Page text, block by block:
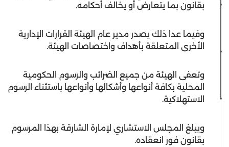
بقانون بما يتعارض أو يخالف أحكامه.
وفيما عدا ذلك يصدر مدير عام الهيئة القرارات الإدارية
الأخرى المتعلقة بأهداف واختصاصات الهيئة.
وتعفى الهيئة من جميع الضرائب والرسوم الحكومية
المحلية بكافة أنواعها وأشكالها وأنواعها باستثناء الرسوم
الاستهلاكية.
ويبلغ المجلس الاستشاري لإمارة الشارقة بهذا المرسوم
بقانون فور انعقاده.